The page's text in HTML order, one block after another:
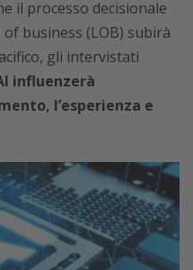
il processo decisionale
business (LOB) subirà
gli intervistati
influenzerà
l’esperienza e